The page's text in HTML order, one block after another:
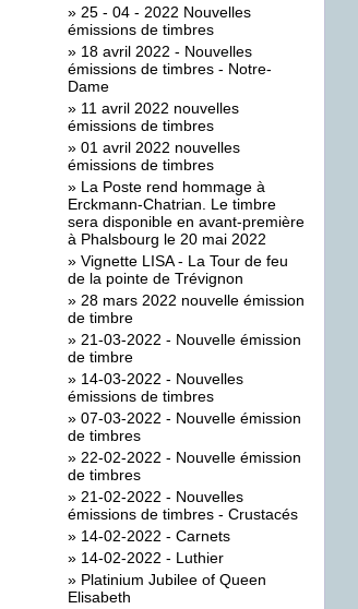
» 25 - 04 - 2022 Nouvelles
émissions de timbres
» 18 avril 2022 - Nouvelles
émissions de timbres - Notre-
Dame
» 11 avril 2022 nouvelles
émissions de timbres
» 01 avril 2022 nouvelles
émissions de timbres
» La Poste rend hommage à
Erckmann-Chatrian. Le timbre
sera disponible en avant-première
à Phalsbourg le 20 mai 2022
» Vignette LISA - La Tour de feu
de la pointe de Trévignon
» 28 mars 2022 nouvelle émission
de timbre
» 21-03-2022 - Nouvelle émission
de timbre
» 14-03-2022 - Nouvelles
émissions de timbres
» 07-03-2022 - Nouvelle émission
de timbres
» 22-02-2022 - Nouvelle émission
de timbres
» 21-02-2022 - Nouvelles
émissions de timbres - Crustacés
» 14-02-2022 - Carnets
» 14-02-2022 - Luthier
» Platinium Jubilee of Queen
Elisabeth